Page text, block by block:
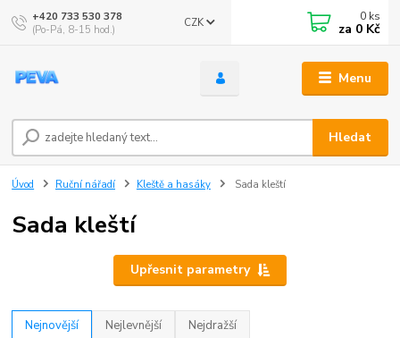
Menu
CZK
Hledat
+420 733 530 378
(Po-Pá, 8-15 hod.)
0 ks
za 0 Kč
Úvod Ruční nářadí Kleště a hasáky Sada kleští
Sada kleští
Upřesnit parametry
Nejnovější Nejlevnější Nejdražší